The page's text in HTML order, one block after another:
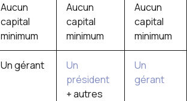
Aucun
capital
minimum
Aucun
capital
minimum
Aucun
capital
minimum
Un gérant
Un
président
+ autres
Un
gérant